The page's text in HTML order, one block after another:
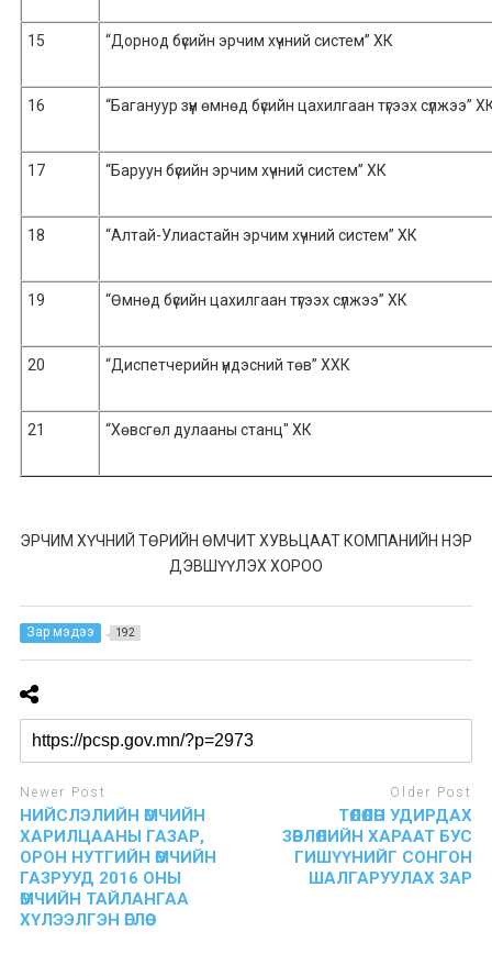
15 “Дорнод бүсийн эрчим хүчний систем” ХК
16 “Багануур зүүн өмнөд бүсийн цахилгаан түгээх сүлжээ”
17 “Баруун бүсийн эрчим хүчний систем” ХК
18 “Алтай-Улиастайн эрчим хүчний систем” ХК
19 “Өмнөд бүсийн цахилгаан түгээх сүлжээ” ХК
20 “Диспетчерийн үндэсний төв” ХХК
21 “Хөвсгөл дулааны станц" ХК
ЭРЧИМ ХҮЧНИЙ ТӨРИЙН ӨМЧИТ ХУВЬЦААТ КОМПАНИЙН НЭР
ДЭВШҮҮЛЭХ ХОРОО
Зар мэдээ 192
Newer Post
НИЙСЛЭЛИЙН ӨМЧИЙН
ХАРИЛЦААНЫ ГАЗАР,
ОРОН НУТГИЙН ӨМЧИЙН
ГАЗРУУД 2016 ОНЫ
ӨМЧИЙН ТАЙЛАНГАА
ХҮЛЭЭЛГЭН ӨГЛӨӨ
Older Post
ТӨЛӨӨЛӨН УДИРДАХ
ЗӨВЛӨЛИЙН ХАРААТ БУС
ГИШҮҮНИЙГ СОНГОН
ШАЛГАРУУЛАХ ЗАР